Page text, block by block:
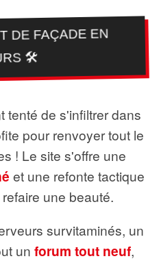
DE FAÇADE EN
🛠️
tenté de s'infiltrer dans
pour renvoyer tout le
! Le site s'offre une
et une refonte tactique
une beauté.
survitaminés, un
un forum tout neuf,